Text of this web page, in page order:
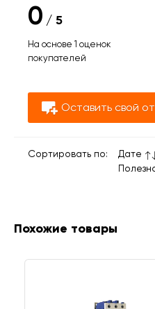
0 / 5
На основе 1 оценок
покупателей
Оставить свой
Сортировать по: Дате
Похожие товары